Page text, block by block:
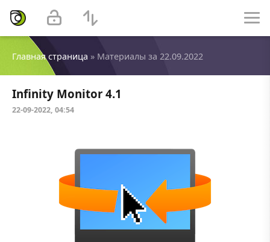
Главная страница » Материалы за 22.09.2022
Infinity Monitor 4.1
22-09-2022, 04:54